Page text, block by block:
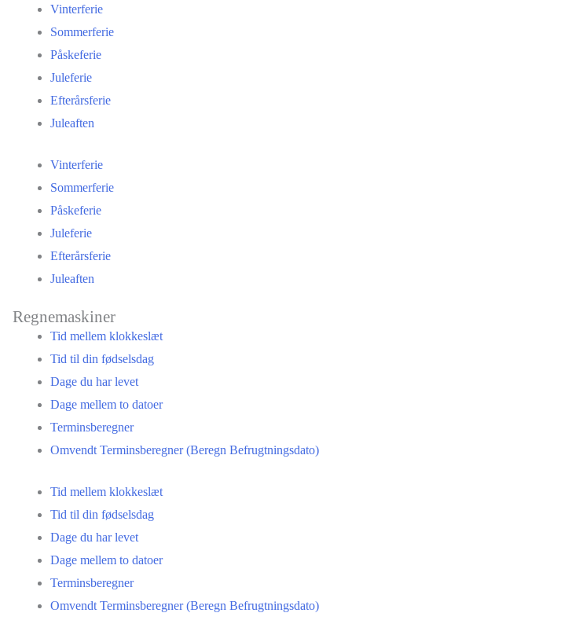
sikkert
Vinterferie
Sommerferie
Påskeferie
Juleferie
Efterårsferie
Juleaften
Vinterferie
Sommerferie
Påskeferie
Juleferie
Efterårsferie
Juleaften
Regnemaskiner
Tid mellem klokkeslæt
Tid til din fødselsdag
Dage du har levet
Dage mellem to datoer
Terminsberegner
Omvendt Terminsberegner (Beregn Befrugtningsdato)
Tid mellem klokkeslæt
Tid til din fødselsdag
Dage du har levet
Dage mellem to datoer
Terminsberegner
Omvendt Terminsberegner (Beregn Befrugtningsdato)